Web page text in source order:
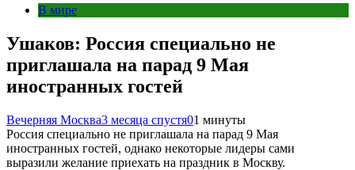
В мире
Ушаков: Россия специально не
приглашала на парад 9 Мая
иностранных гостей
Вечерняя Москва3 месяца спустя01 минуты
Россия специально не приглашала на парад 9 Мая
иностранных гостей, однако некоторые лидеры сами
выразили желание приехать на праздник в Москву.